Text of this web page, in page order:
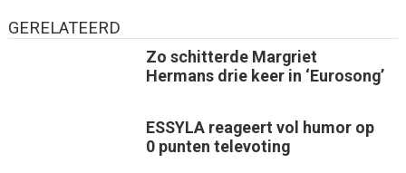
GERELATEERD
Zo schitterde Margriet
Hermans drie keer in ‘Eurosong’
ESSYLA reageert vol humor op
0 punten televoting